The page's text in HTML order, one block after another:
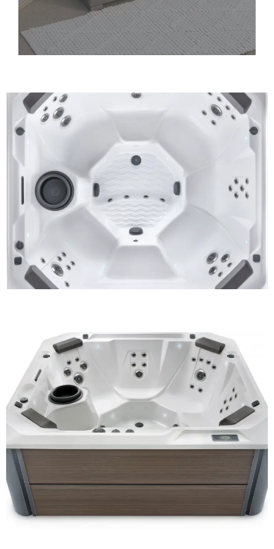
Pozri viac
Ľahký vstup aj výstup
Schody od naších dizajnérov uľahčujú vstup a
výstup z vašej vírivky a sú dostupné v rôznych
variantoch navrhnutých tak, aby zodpovedali
práve vašej vírivke od HotSpring.
Pozri viac